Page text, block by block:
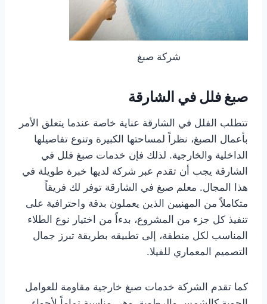
شركة صبغ
صبغ فلل في الشارقة
تتطلب الفلل في الشارقة عناية خاصة عندما يتعلق الأمر
بأعمال الصبغ، نظراً لمساحتها الكبيرة وتنوع تفاصيلها
الداخلية والخارجية. لذلك فإن خدمات صبغ فلل في
الشارقة يجب أن تقدم عبر شركة لديها خبرة طويلة في
هذا المجال. معلم صبغ في الشارقة توفر لك فريقاً
متكاملاً من المهنيين الذين يعملون بدقة واحترافية على
تنفيذ كل جزء من المشروع، بدءاً من اختيار نوع الطلاء
المناسب لكل منطقة، إلى تطبيقه بطريقة تبرز جمال
التصميم المعماري للفيلا.
كما تقدم الشركة خدمات صبغ خارجية مقاومة للعوامل